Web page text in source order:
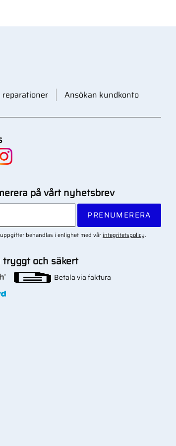
reparationer Ansökan kundkonto
på vårt nyhetsbrev
PRENUMERERA
behandlas i enlighet med vår integritetspolicy.
tryggt och säkert
Betala via faktura